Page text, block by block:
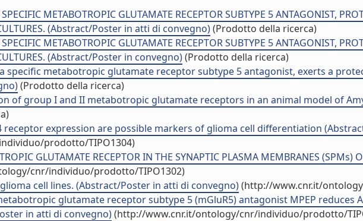
METABOTROPIC GLUTAMATE RECEPTOR SUBTYPE 5 ANTAGONIST,
(Abstract/Poster in atti di convegno)(Prodotto della ricerca)
METABOTROPIC GLUTAMATE RECEPTOR SUBTYPE 5 ANTAGONIST,
(Abstract/Poster in convegno)(Prodotto della ricerca)
specific metabotropic glutamate receptor subtype 5 antagonist, exerts a
(Prodotto della ricerca)
of group I and II metabotropic glutamate receptors in an animal model of
expression are possible markers of glioma cell differentiation
prodotto/TIPO1304)
GLUTAMATE RECEPTOR IN THE SYNAPTIC PLASMA MEMBRANES
cnr/individuo/prodotto/TIPO1302)
cell lines. (Abstract/Poster in atti di convegno)(http://www.cnr.it/
glutamate receptor subtype 5 (mGluR5) antagonist MPEP reduces
in atti di convegno)(http://www.cnr.it/ontology/cnr/individuo/prodotto/